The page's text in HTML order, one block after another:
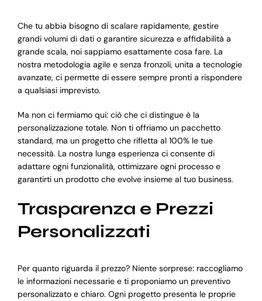
Che tu abbia bisogno di scalare rapidamente, gestire
grandi volumi di dati o garantire sicurezza e affidabilità a
grande scala, noi sappiamo esattamente cosa fare. La
nostra metodologia agile e senza fronzoli, unita a tecnologie
avanzate, ci permette di essere sempre pronti a rispondere
a qualsiasi imprevisto.
Ma non ci fermiamo qui: ciò che ci distingue è la
personalizzazione totale. Non ti offriamo un pacchetto
standard, ma un progetto che rifletta al 100% le tue
necessità. La nostra lunga esperienza ci consente di
adattare ogni funzionalità, ottimizzare ogni processo e
garantirti un prodotto che evolve insieme al tuo business.
Trasparenza e Prezzi
Personalizzati
Per quanto riguarda il prezzo? Niente sorprese: raccogliamo
le informazioni necessarie e ti proponiamo un preventivo
personalizzato e chiaro. Ogni progetto presenta le proprie